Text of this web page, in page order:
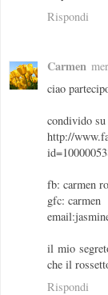
Rispondi
Carmen
ciao
condivido
http://
fb: carmen
gfc: carmen
il mio
che il
Rispondi